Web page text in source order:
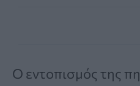
Ο εντοπισμός της